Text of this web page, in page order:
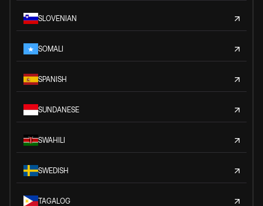
SLOVENIAN
SOMALI
SPANISH
SUNDANESE
SWAHILI
SWEDISH
TAGALOG